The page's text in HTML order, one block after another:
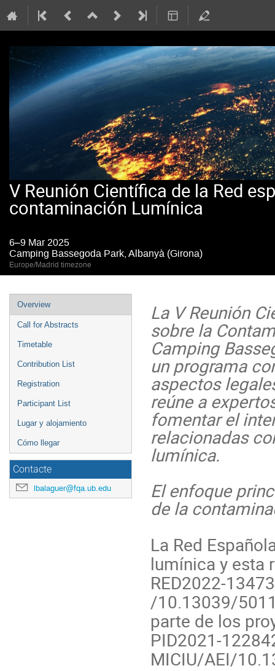
V Reunión Científica de la Red
contaminación Lumínica
6–9 Mar 2025
Camping Bassegoda Park, Albanyà (Girona)
Europe/Madrid timezone
Event
menu
Overview
Call for Abstracts
Timetable
Contribution List
Registration
Participant List
Lugar y alojamiento
Cómo llegar
Contacte
lbalaguer@fqa.ub.edu
La V Reunión
sobre la
Camping
un programa
aspectos
reúne a
fomentar el
relacionadas
lumínica.
El enfoque
de la
La Red
lumínica y esta
RED2022-
/10.13039/
parte de los
PID2021-
MICIU/AEI/